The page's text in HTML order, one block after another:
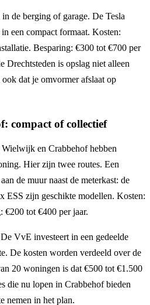
de berging of garage. De Tesla
een compact formaat. Kosten:
Besparing: €300 tot €700 per
Drechtsteden is opslag niet alleen
dat je omvormer afslaat op
compact of collectief
en Crabbehof hebben
Hier zijn twee routes. Een
de muur naast de meterkast: de
zijn geschikte modellen. Kosten:
€200 tot €400 per jaar.
VvE investeert in een gedeelde
De kosten worden verdeeld over de
20 woningen is dat €500 tot €1.500
die nu lopen in Crabbehof bieden
nemen in het plan.